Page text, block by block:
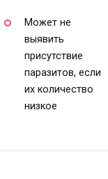
Может не
выявить
присутствие
паразитов, если
их количество
низкое